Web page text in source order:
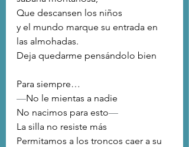
Que descansen los niños
y el mundo marque su entrada en
las almohadas.
Deja quedarme pensándolo bien
Para siempre…
—No le mientas a nadie
No nacimos para esto—
La silla no resiste más
Permitamos a los troncos caer a su